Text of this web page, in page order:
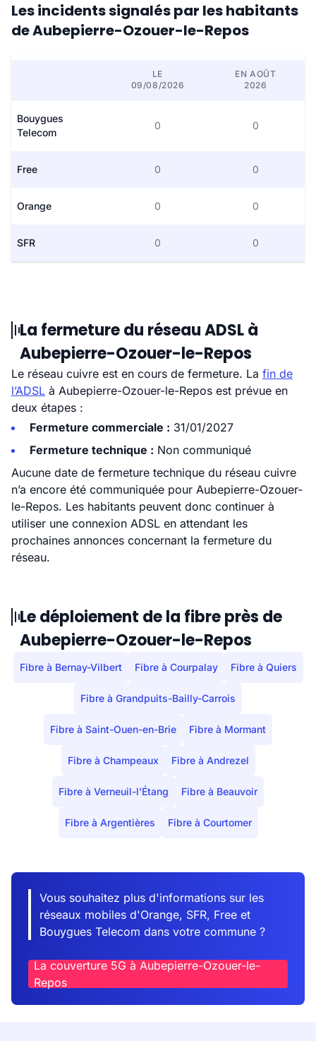
Les incidents signalés par les habitants
de Aubepierre-Ozouer-le-Repos
LE
09/08/2026
EN AOÛT
2026
Bouygues
Telecom
0 0
Free 0 0
Orange 0 0
SFR 0 0
La fermeture du réseau ADSL à
Aubepierre-Ozouer-le-Repos
Le réseau cuivre est en cours de fermeture. La fin de
l’ADSL à Aubepierre-Ozouer-le-Repos est prévue en
deux étapes :
Fermeture commerciale : 31/01/2027
Fermeture technique : Non communiqué
Aucune date de fermeture technique du réseau cuivre
n’a encore été communiquée pour Aubepierre-Ozouer-
le-Repos. Les habitants peuvent donc continuer à
utiliser une connexion ADSL en attendant les
prochaines annonces concernant la fermeture du
réseau.
Le déploiement de la fibre près de
Aubepierre-Ozouer-le-Repos
Fibre à Bernay-Vilbert Fibre à Courpalay Fibre à Quiers
Fibre à Grandpuits-Bailly-Carrois
Fibre à Saint-Ouen-en-Brie Fibre à Mormant
Fibre à Champeaux Fibre à Andrezel
Fibre à Verneuil-l'Étang Fibre à Beauvoir
Fibre à Argentières Fibre à Courtomer
Vous souhaitez plus d'informations sur les
réseaux mobiles d'Orange, SFR, Free et
Bouygues Telecom dans votre commune ?
La couverture 5G à Aubepierre-Ozouer-le-
Repos